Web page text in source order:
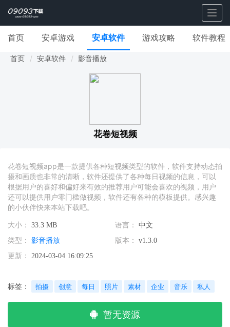
首页 安卓游戏 安卓软件 游戏攻略 软件教程
首页 安卓软件 影音播放
花卷短视频
花卷短视频app是一款提供各种短视频类型的软件，软件支持动态拍
摄和画质也非常的清晰，软件还提供了各种每日视频的信息，可以
根据用户的喜好和偏好来有效的推荐用户可能会喜欢的视频，用户
还可以提供用户零门槛做视频，软件还有各种的模板提供。感兴趣
的小伙伴快来本站下载吧。
大小： 33.3 MB 语言：
中文
类型：
影音播放 版本：
v1.3.0
更新：
2024-03-04 16:09:25
标签： 拍摄 创意 每日 照片 素材 企业 音乐 私人
暂无资源